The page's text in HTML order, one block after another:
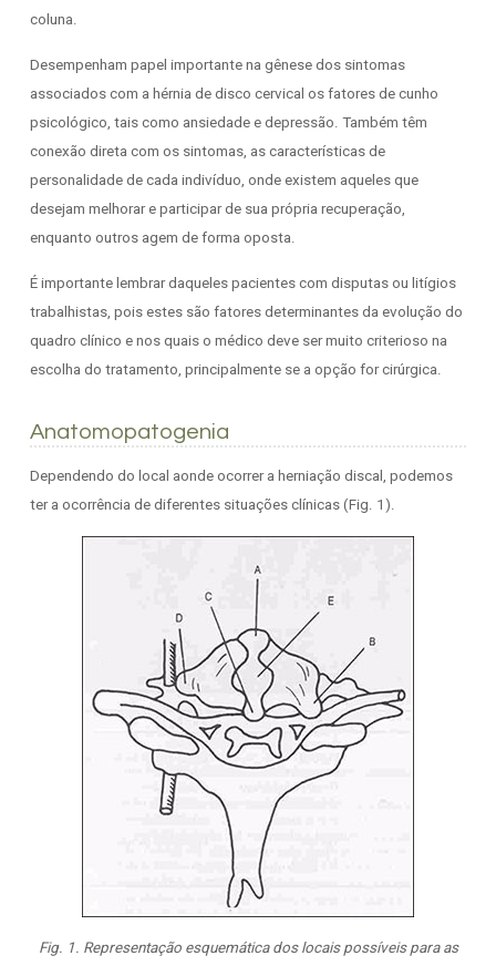
coluna.
Desempenham papel importante na gênese dos sintomas
associados com a hérnia de disco cervical os fatores de cunho
psicológico, tais como ansiedade e depressão. Também têm
conexão direta com os sintomas, as características de
personalidade de cada indivíduo, onde existem aqueles que
desejam melhorar e participar de sua própria recuperação,
enquanto outros agem de forma oposta.
É importante lembrar daqueles pacientes com disputas ou litígios
trabalhistas, pois estes são fatores determinantes da evolução do
quadro clínico e nos quais o médico deve ser muito criterioso na
escolha do tratamento, principalmente se a opção for cirúrgica.
Anatomopatogenia
Dependendo do local aonde ocorrer a herniação discal, podemos
ter a ocorrência de diferentes situações clínicas (Fig. 1).
Fig. 1. Representação esquemática dos locais possíveis para as